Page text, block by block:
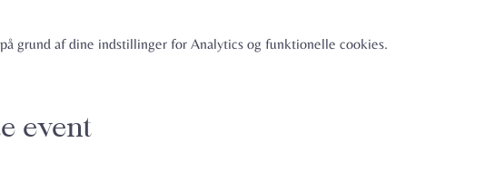
grund af dine indstillinger for Analytics og funktionelle cookies.
event